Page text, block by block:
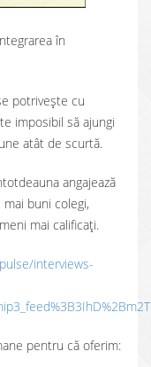
în
potrivește cu
imposibil să ajungi
atât de scurtă.
angajează
buni colegi,
mai calificați.
interviews-
pentru că oferim: